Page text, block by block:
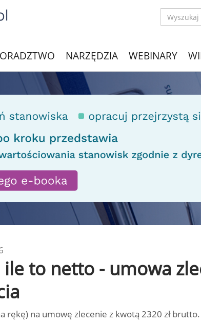
NARZĘDZIA WEBINARY
ile to netto - umowa
rękę) na umowę zlecenie z kwotą 2320 zł brutto.